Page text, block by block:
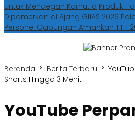
Untuk Mencegah Karhutla Produk
Dipamerkan di Ajang GIIAS 2026
Personel Gabungan Amankan TIFF
Beranda Berita Terbaru
Shorts Hingga 3 Menit
YouTube